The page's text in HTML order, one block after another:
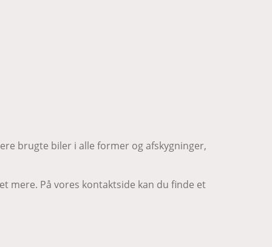
brugte biler i alle former og afskygninger,
mere. På vores kontaktside kan du finde et